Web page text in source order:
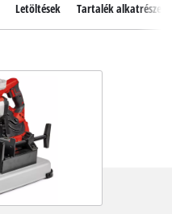
Letöltések Tartalék alkatrészek